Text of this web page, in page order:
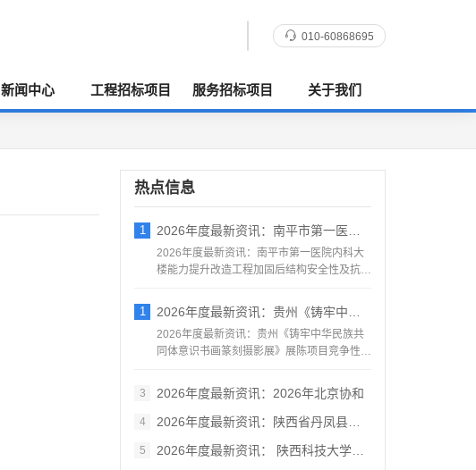
010-60868695
新闻中心 工程招标项目 服务招标项目 关于我们
热点信息
1 2026年度最新资讯：南平市第一医院内科
2026年度最新资讯：南平市第一医院内科大
楼能力提升改造工程加固后结构安全性及抗震
1 2026年度最新资讯：贵州《铸牢中华民族
2026年度最新资讯：贵州《铸牢中华民族共
同体意识书画篆刻摄影展》展陈项目竞争性磋
3
2026年度最新资讯：2026年北京协和
4 2026年度最新资讯：陕西省丹凤县棣花葡
5 2026年度最新资讯： 陕西科技大学西北